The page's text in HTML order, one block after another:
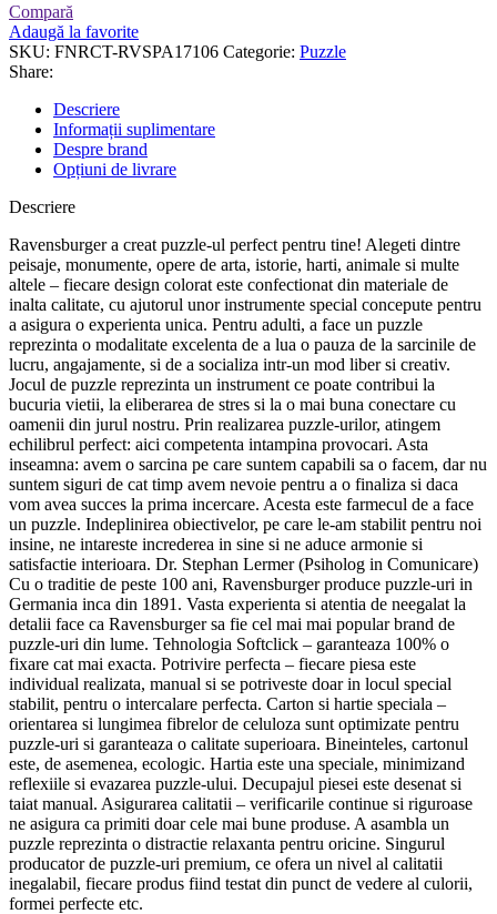
Compară
Adaugă la favorite
SKU: FNRCT-RVSPA17106 Categorie: Puzzle
Share:
Descriere
Informații suplimentare
Despre brand
Opțiuni de livrare
Descriere
Ravensburger a creat puzzle-ul perfect pentru tine! Alegeti dintre
peisaje, monumente, opere de arta, istorie, harti, animale si multe
altele – fiecare design colorat este confectionat din materiale de
inalta calitate, cu ajutorul unor instrumente special concepute pentru
a asigura o experienta unica. Pentru adulti, a face un puzzle
reprezinta o modalitate excelenta de a lua o pauza de la sarcinile de
lucru, angajamente, si de a socializa intr-un mod liber si creativ.
Jocul de puzzle reprezinta un instrument ce poate contribui la
bucuria vietii, la eliberarea de stres si la o mai buna conectare cu
oamenii din jurul nostru. Prin realizarea puzzle-urilor, atingem
echilibrul perfect: aici competenta intampina provocari. Asta
inseamna: avem o sarcina pe care suntem capabili sa o facem, dar nu
suntem siguri de cat timp avem nevoie pentru a o finaliza si daca
vom avea succes la prima incercare. Acesta este farmecul de a face
un puzzle. Indeplinirea obiectivelor, pe care le-am stabilit pentru noi
insine, ne intareste increderea in sine si ne aduce armonie si
satisfactie interioara. Dr. Stephan Lermer (Psiholog in Comunicare)
Cu o traditie de peste 100 ani, Ravensburger produce puzzle-uri in
Germania inca din 1891. Vasta experienta si atentia de neegalat la
detalii face ca Ravensburger sa fie cel mai mai popular brand de
puzzle-uri din lume. Tehnologia Softclick – garanteaza 100% o
fixare cat mai exacta. Potrivire perfecta – fiecare piesa este
individual realizata, manual si se potriveste doar in locul special
stabilit, pentru o intercalare perfecta. Carton si hartie speciala –
orientarea si lungimea fibrelor de celuloza sunt optimizate pentru
puzzle-uri si garanteaza o calitate superioara. Bineinteles, cartonul
este, de asemenea, ecologic. Hartia este una speciale, minimizand
reflexiile si evazarea puzzle-ului. Decupajul piesei este desenat si
taiat manual. Asigurarea calitatii – verificarile continue si riguroase
ne asigura ca primiti doar cele mai bune produse. A asambla un
puzzle reprezinta o distractie relaxanta pentru oricine. Singurul
producator de puzzle-uri premium, ce ofera un nivel al calitatii
inegalabil, fiecare produs fiind testat din punct de vedere al culorii,
formei perfecte etc.